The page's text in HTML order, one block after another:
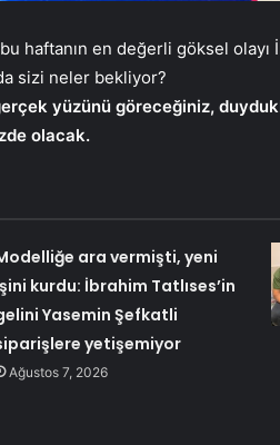
haftanın en değerli göksel olayı
sizi neler bekliyor?
gerçek yüzünü göreceğiniz,
olacak.
ara vermişti, yeni
kurdu: İbrahim Tatlıses’in
Yasemin Şefkatli
yetişemiyor
Ağustos 7, 2026